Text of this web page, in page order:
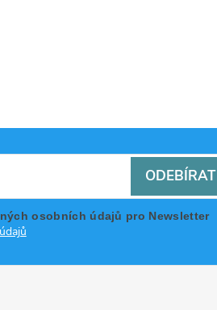
osobních údajů pro Newsletter
ODEBÍRAT